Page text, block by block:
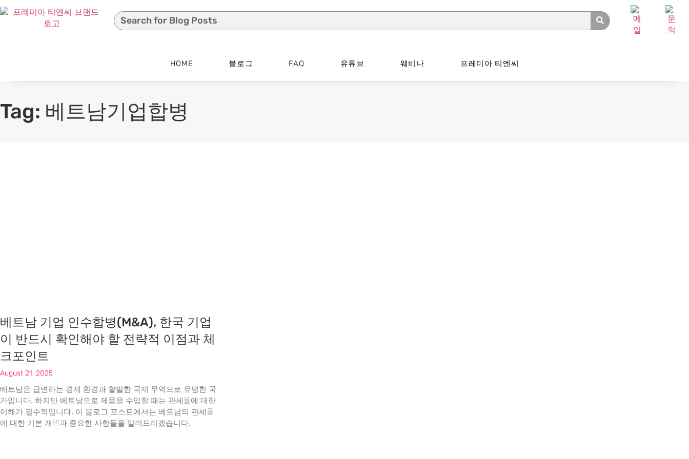
HOME 블로그 FAQ 유튜브 웨비나 프레미아 티엔씨
Tag: 베트남기업합병
베트남 기업 인수합병(M&A), 한국 기업
이 반드시 확인해야 할 전략적 이점과 체
크포인트
August 21, 2025
베트남은 급변하는 경제 환경과 활발한 국제 무역으로 유명한 국
가입니다. 하지만 베트남으로 제품을 수입할 때는 관세율에 대한
이해가 필수적입니다. 이 블로그 포스트에서는 베트남의 관세율
에 대한 기본 개념과 중요한 사항들을 알려드리겠습니다.